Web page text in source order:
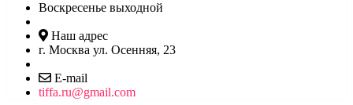
Воскресенье выходной
Наш адрес
г. Москва ул. Осенняя, 23
E-mail
tiffa.ru@gmail.com